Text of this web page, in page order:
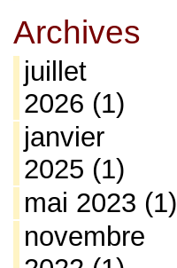
Archives
juillet
2026 (1)
janvier
2025 (1)
mai 2023 (1)
novembre